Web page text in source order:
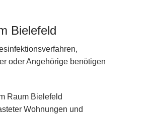
Bielefeld
oder Angehörige benötigen
Raum Bielefeld
Wohnungen und